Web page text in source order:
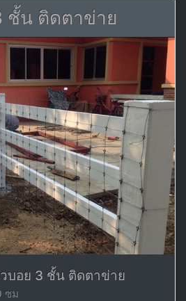
ชั้น ติดตาข่าย
บอย 3 ชั้น ติดตาข่าย
ซม